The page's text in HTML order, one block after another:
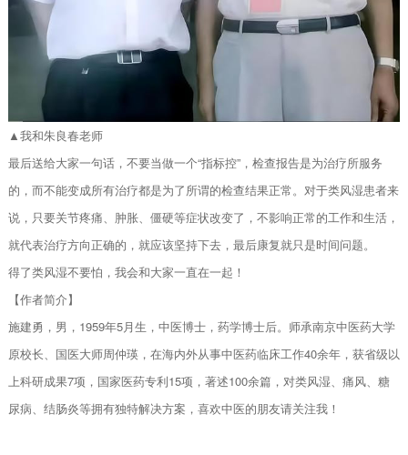
▲我和朱良春老师
最后送给大家一句话，不要当做一个“指标控”，检查报告是为治疗所服务
的，而不能变成所有治疗都是为了所谓的检查结果正常。对于类风湿患者来
说，只要关节疼痛、肿胀、僵硬等症状改变了，不影响正常的工作和生活，
就代表治疗方向正确的，就应该坚持下去，最后康复就只是时间问题。
得了类风湿不要怕，我会和大家一直在一起！
【作者简介】
施建勇，男，1959年5月生，中医博士，药学博士后。师承南京中医药大学
原校长、国医大师周仲瑛，在海内外从事中医药临床工作40余年，获省级以
上科研成果7项，国家医药专利15项，著述100余篇，对类风湿、痛风、糖
尿病、结肠炎‬等拥有独特解决方案，喜欢中医的朋友请关注我！